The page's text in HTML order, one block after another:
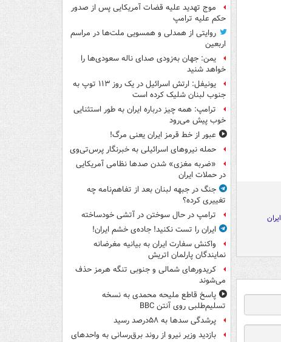
ایران
موج تهدید علیه قضات آمریکایی پس از صدور
حکم علیه ترامپ
روایتی از همدلی و همسویی ملت‌ها در مراسم
اربعین
یمن: جهان به‌زودی صدای ناله سعودی‌ها را
خواهد شنید
یونیفل: ارتش اسرائیل در یک روز ۱۱۳ توپ به
جنوب لبنان شلیک کرده است
ترامپ: همه چیز درباره ایران به طور استثنایی
خوب پیش می‌رود
عبور از خط قرمز ایران یعنی مرگ!
حمله نیروهای اسرائیلی به خبرنگار پرس‌تی‌وی
«ضربه مغزی» شدن صدها نظامی آمریکایی
در حملات ایران
جنگ در جبهه لبنان بعد از تفاهم‌نامه چه
تغییری کرده؟
ترامپ در حال سوختن در آتشی خودساخته
ایران را تست نکنید! جاده‌ی خشم ایران!
واکنش سفارت ایران به بیانیه مغرضانه
نمایندگان پارلمان اتریش
کریدورهای شمالی و جنوبی تنگه هرمز حذف
می‌شوند
پاسخ قاطع ملیحه محمدی به نسخه
تسلیم‌طلبی روی آنتن BBC
پرشدگی سدها به ۵۸درصد رسید
بازدید وزیر نیرو از روند برق‌رسانی به واحدهای